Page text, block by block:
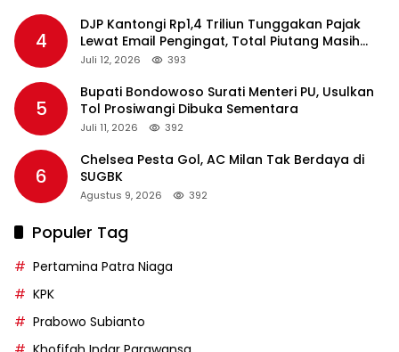
4
DJP Kantongi Rp1,4 Triliun Tunggakan Pajak
Lewat Email Pengingat, Total Piutang Masih
Rp36 Triliun
Juli 12, 2026 393
5
Bupati Bondowoso Surati Menteri PU, Usulkan
Tol Prosiwangi Dibuka Sementara
Juli 11, 2026 392
6
Chelsea Pesta Gol, AC Milan Tak Berdaya di
SUGBK
Agustus 9, 2026 392
Populer Tag
Pertamina Patra Niaga
KPK
Prabowo Subianto